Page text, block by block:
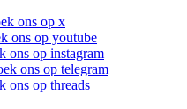
ons op x
ons op youtube
ons op instagram
ons op telegram
ons op threads